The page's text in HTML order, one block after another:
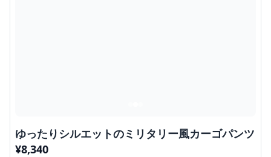
ゆったりシルエットのミリタリー風カーゴパンツ
¥8,340